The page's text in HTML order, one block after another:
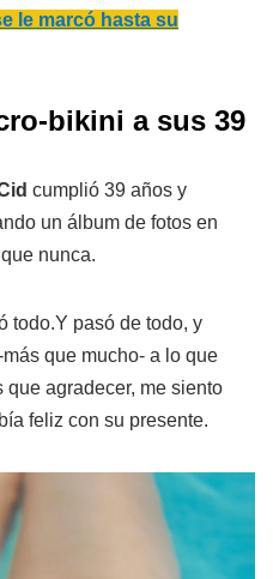
le marcó hasta su
bikini a sus 39
cumplió 39 años y
un álbum de fotos en
nunca.
todo.Y pasó de todo, y
que mucho- a lo que
agradecer, me siento
feliz con su presente.